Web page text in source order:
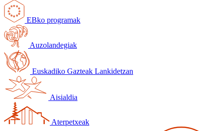
EBko programak
Auzolandegiak
Euskadiko Gazteak Lankidetzan
Aisialdia
Aterpetxeak